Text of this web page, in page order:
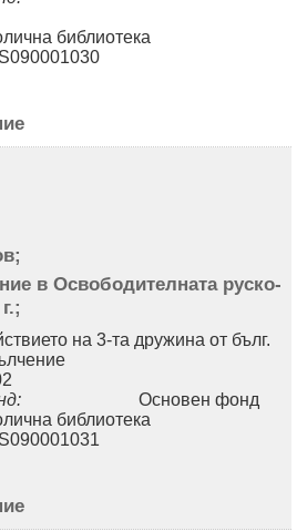
библиотека
в Освободителната руско-
на 3-та дружина от бълг.
Основен фонд
библиотека